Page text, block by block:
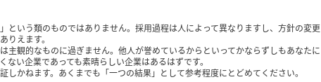
という類のものではありません。採用過程は人によって異なりますし、方針の変更
りえます。
主観的なものに過ぎません。他人が誉めているからといってかならずしもあなたに
い企業であっても素晴らしい企業はあるはずです。
かねます。あくまでも「一つの結果」として参考程度にとどめてください。